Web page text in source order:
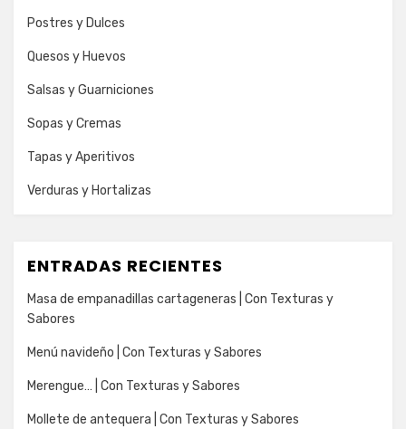
Postres y Dulces
Quesos y Huevos
Salsas y Guarniciones
Sopas y Cremas
Tapas y Aperitivos
Verduras y Hortalizas
ENTRADAS RECIENTES
Masa de empanadillas cartageneras | Con Texturas y
Sabores
Menú navideño | Con Texturas y Sabores
Merengue… | Con Texturas y Sabores
Mollete de antequera | Con Texturas y Sabores